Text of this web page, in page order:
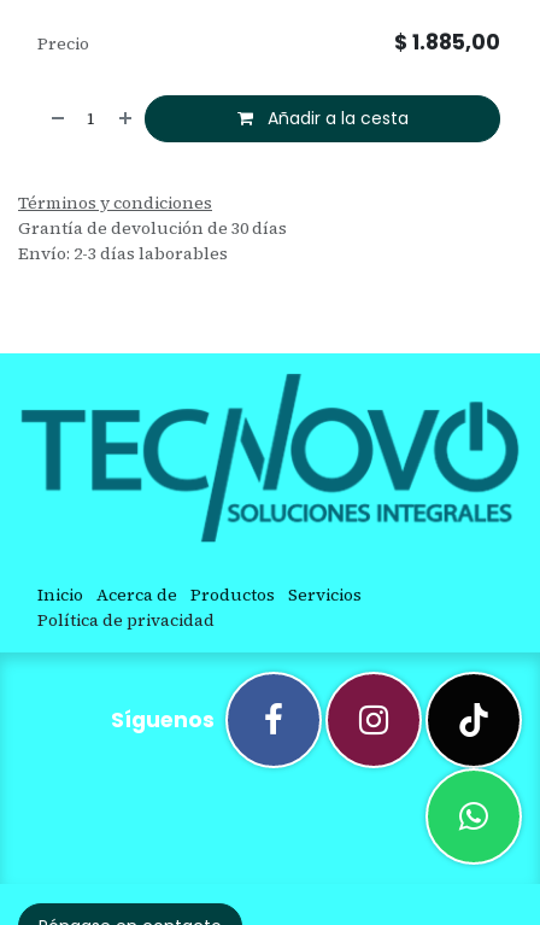
Añadir a la cesta
Precio $ 1.885,00
Términos y condiciones
Grantía de devolución de 30 días
Envío: 2-3 días laborables
Inicio Acerca de Productos Servicios
Política de privacidad
Síguenos